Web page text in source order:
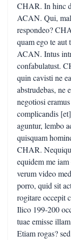
CHAR. In hinc
ACAN. Qui,
respondeo?
quam ego te
ACAN. Intus
confabulatust.
quin cavisti ne
abstrudebas, ne
negotiosi
complicandis
aguntur, lembo
quisquam
CHAR.
equidem me
verum video
porro, quid sit
rogitare occepit
Ilico 199-200
tuae emisse
Etiam rogas?